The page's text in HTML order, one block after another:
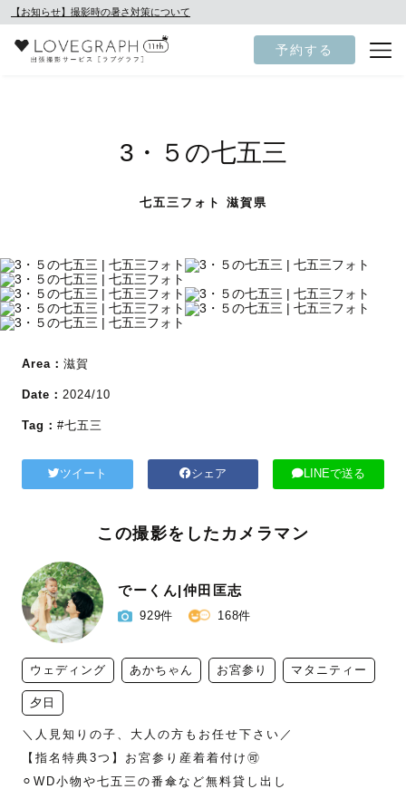
【お知らせ】撮影時の暑さ対策について
予約する
3・５の七五三
七五三フォト 滋賀県
Area： 滋賀
Date： 2024/10
Tag： #七五三
ツイート シェア LINEで送る
この撮影をしたカメラマン
でーくん|仲田匡志
929件 168件
ウェディング あかちゃん お宮参り マタニティー
夕日
＼人見知りの子、大人の方もお任せ下さい／
【指名特典3つ】お宮参り産着着付け🉑
⚪︎WD小物や七五三の番傘など無料貸し出し